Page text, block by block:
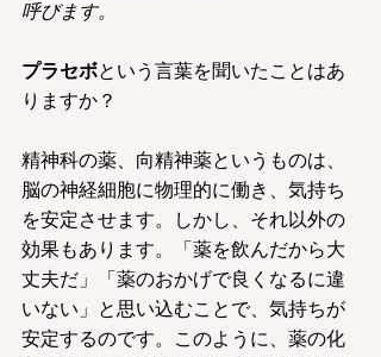
呼びます。
プラセボという言葉を聞いたことはあ
りますか？
精神科の薬、向精神薬というものは、
脳の神経細胞に物理的に働き、気持ち
を安定させます。しかし、それ以外の
効果もあります。「薬を飲んだから大
丈夫だ」「薬のおかげで良くなるに違
いない」と思い込むことで、気持ちが
安定するのです。このように、薬の化